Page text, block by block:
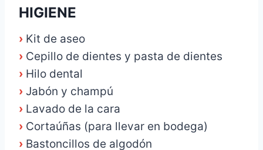
HIGIENE
› Kit de aseo
› Cepillo de dientes y pasta de dientes
› Hilo dental
› Jabón y champú
› Lavado de la cara
› Cortaúñas (para llevar en bodega)
› Bastoncillos de algodón